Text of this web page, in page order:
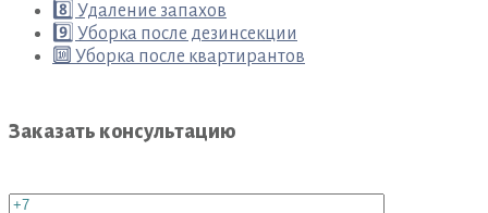
8️⃣ Удаление запахов
9️⃣ Уборка после дезинсекции
🔟 Уборка после квартирантов
Заказать консультацию